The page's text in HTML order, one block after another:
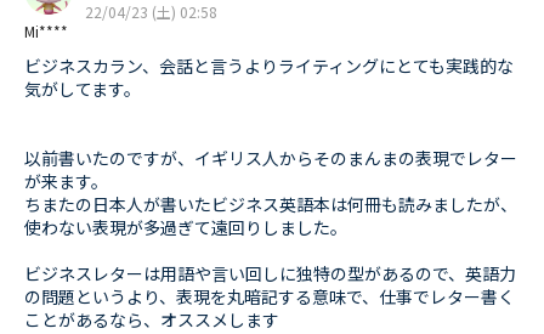
Mi****
22/04/23 (土) 02:58
ビジネスカラン、会話と言うよりライティングにとても実践的な
気がしてます。
以前書いたのですが、イギリス人からそのまんまの表現でレター
が来ます。
ちまたの日本人が書いたビジネス英語本は何冊も読みましたが、
使わない表現が多過ぎて遠回りしました。
ビジネスレターは用語や言い回しに独特の型があるので、英語力
の問題というより、表現を丸暗記する意味で、仕事でレター書く
ことがあるなら、オススメします